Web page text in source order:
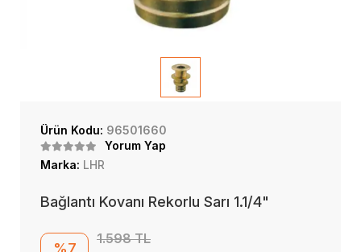
Ürün Kodu: 96501660
Yorum Yap
Marka: LHR
Bağlantı Kovanı Rekorlu Sarı 1.1/4"
%7
1.598 TL